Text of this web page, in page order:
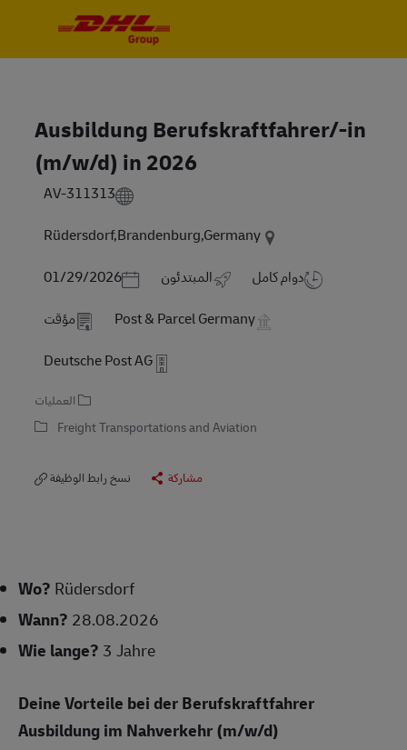
Ausbildung Berufskraftfahrer/-in
(m/w/d) in 2026
AV-311313
Rüdersdorf,Brandenburg,Germany
Posted Date
01/29/2026 المبتدئون دوام كامل
مؤقت Post & Parcel Germany
Deutsche Post AG
العمليات
Freight Transportations and Aviation
نسخ رابط الوظيفة مشاركة
Wo? Rüdersdorf
Wann? 28.08.2026
Wie lange? 3 Jahre
Deine Vorteile bei der Berufskraftfahrer
Ausbildung im Nahverkehr (m/w/d)